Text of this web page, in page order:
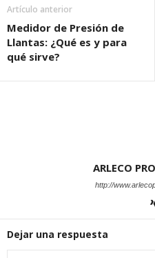
Artículo anterior
Medidor de Presión de
Llantas: ¿Qué es y para
qué sirve?
ARLECO
http://
Dejar una respuesta